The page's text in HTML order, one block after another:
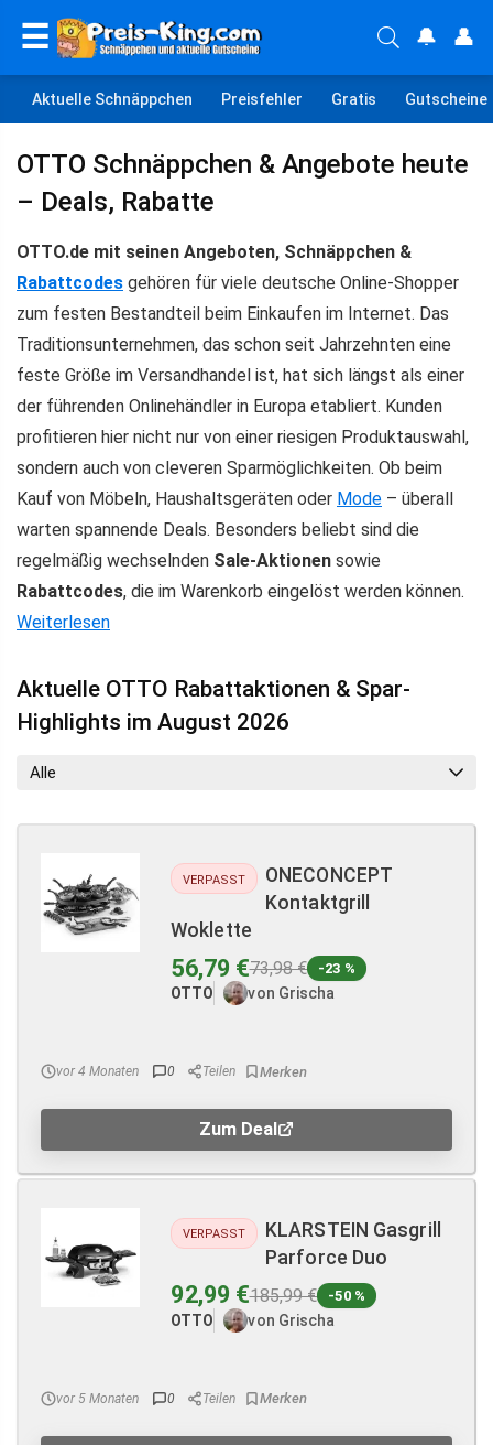
☰ 🔔 👤
Aktuelle Schnäppchen Preisfehler Gratis Gutscheine
OTTO Schnäppchen & Angebote heute
– Deals, Rabatte
OTTO.de mit seinen Angeboten, Schnäppchen &
Rabattcodes gehören für viele deutsche Online-Shopper
zum festen Bestandteil beim Einkaufen im Internet. Das
Traditionsunternehmen, das schon seit Jahrzehnten eine
feste Größe im Versandhandel ist, hat sich längst als einer
der führenden Onlinehändler in Europa etabliert. Kunden
profitieren hier nicht nur von einer riesigen Produktauswahl,
sondern auch von cleveren Sparmöglichkeiten. Ob beim
Kauf von Möbeln, Haushaltsgeräten oder Mode – überall
warten spannende Deals. Besonders beliebt sind die
regelmäßig wechselnden Sale-Aktionen sowie
Rabattcodes, die im Warenkorb eingelöst werden können.
Weiterlesen
Aktuelle OTTO Rabattaktionen & Spar-
Highlights im August 2026
Alle
VERPASST
ONECONCEPT
Kontaktgrill
Woklette
56,79 €73,98 € -23 %
OTTO von Grischa
vor 4 Monaten 0 Teilen
Zum Deal
VERPASST
KLARSTEIN Gasgrill
Parforce Duo
92,99 €185,99 € -50 %
OTTO von Grischa
vor 5 Monaten 0 Teilen